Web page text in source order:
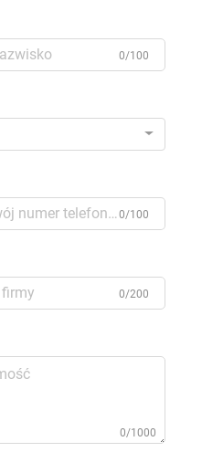
0/100
0/100
0/200
0/1000